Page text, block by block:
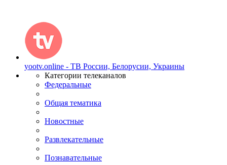
yootv.online - ТВ России, Белорусии, Украины
Категории телеканалов
Федеральные
Общая тематика
Новостные
Развлекательные
Познавательные